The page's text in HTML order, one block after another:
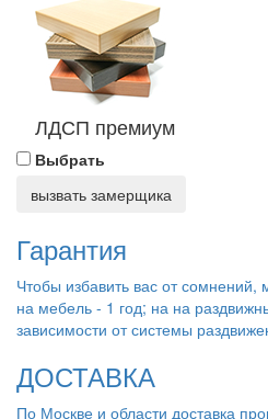
ЛДСП премиум
Выбрать
вызвать замерщика
Гарантия
Чтобы избавить вас от
на мебель - 1 год; на на
зависимости от системы
ДОСТАВКА
По Москве и области доставка